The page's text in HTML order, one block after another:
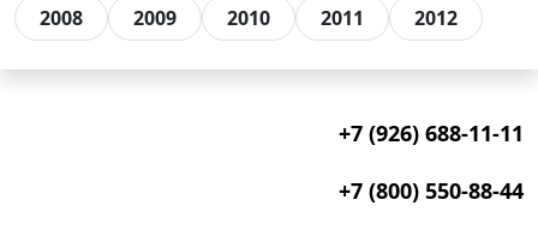
2008
2009 2010 2011 2012
+7 (926) 688-11-11
+7 (800) 550-88-44